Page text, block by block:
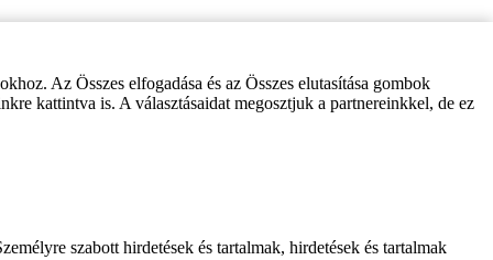
Az Összes elfogadása és az Összes elutasítása gombok
kattintva is. A választásaidat megosztjuk a partnereinkkel, de ez
szabott hirdetések és tartalmak, hirdetések és tartalmak